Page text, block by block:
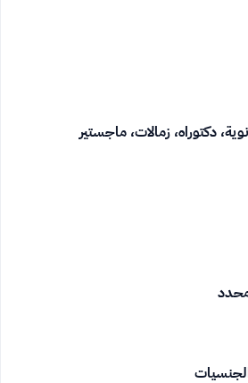
دكتوراه، زمالات، ماجستير